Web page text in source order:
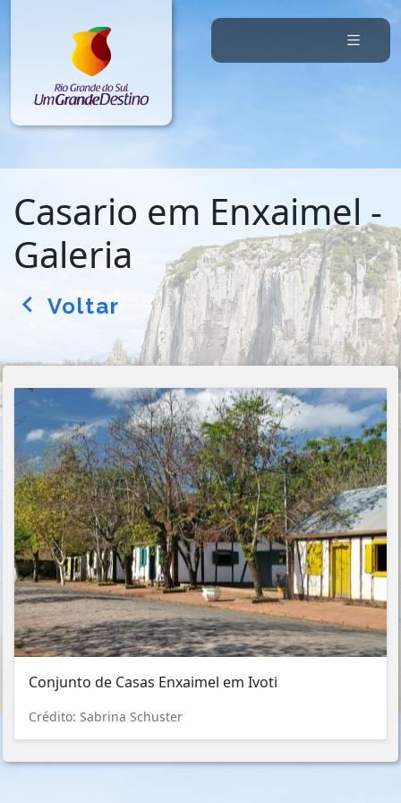
Casario em Enxaimel -
Galeria
arrow_back_ios Voltar
Conjunto de Casas Enxaimel em Ivoti
Crédito: Sabrina Schuster